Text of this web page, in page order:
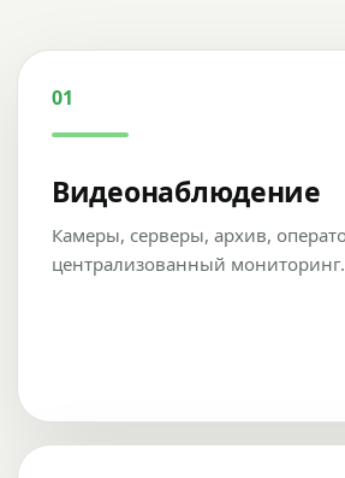
01
Видеонаблюдение
Камеры, серверы, архив,
централизованный мониторинг.